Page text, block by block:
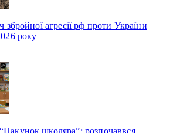
збройної агресії рф проти України
року
школяра”: розпочаввся